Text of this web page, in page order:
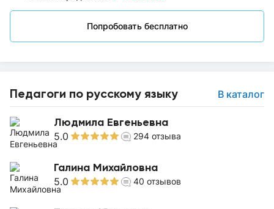
Попробовать бесплатно
Педагоги по русскому языку В каталог
Людмила Евгеньевна
5.0 294 отзыва
Галина Михайловна
5.0 40 отзывов